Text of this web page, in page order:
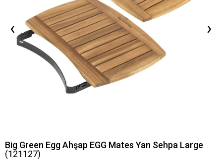
‹ ›
Big Green Egg Ahşap EGG Mates Yan Sehpa Large
(121127)